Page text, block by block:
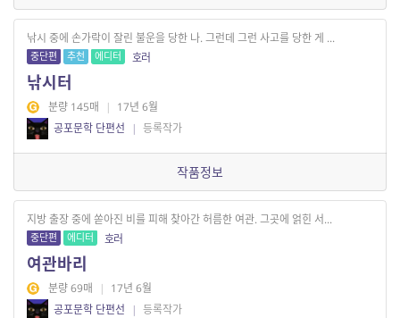
낚시 중에 손가락이 잘린 불운을 당한 나. 그런데 그런 사고를 당한 게 ...
중단편 추천 에디터 호러
낚시터
분량 145매 | 17년 6월
공포문학 단편선
| 등록작가
작품정보
지방 출장 중에 쏟아진 비를 피해 찾아간 허름한 여관. 그곳에 얽힌 서...
중단편 에디터 호러
여관바리
분량 69매 | 17년 6월
공포문학 단편선
| 등록작가